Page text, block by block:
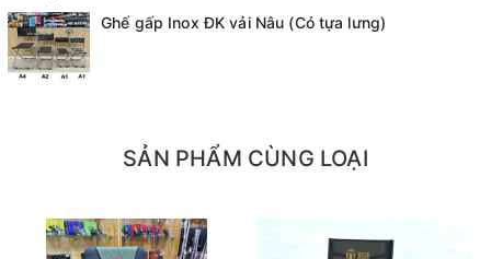
+ Khi gấp gọn: 33 x 45
+ Mặt vải ghế ngồi: 30x25
+ Chiều cao từ mặt ghế xuống đất 32cm
+ Khi mở ghế: 70x 35
+ Chiều cao từ mặt ghế xuống đất 40cm
Ghế gấp Inox ĐK vải Nâu (Có tựa lưng)
SẢN PHẨM CÙNG LOẠI